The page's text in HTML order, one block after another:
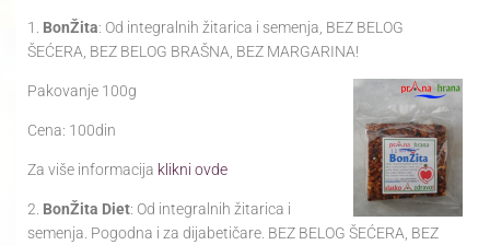
1. BonŽita: Od integralnih žitarica i semenja, BEZ BELOG
ŠEĆERA, BEZ BELOG BRAŠNA, BEZ MARGARINA!
Pakovanje 100g
Cena: 100din
Za više informacija klikni ovde
2. BonŽita Diet: Od integralnih žitarica i
semenja. Pogodna i za dijabetičare. BEZ BELOG ŠEĆERA, BEZ